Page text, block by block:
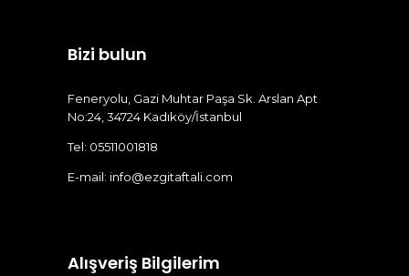
Bizi bulun
Feneryolu, Gazi Muhtar Paşa Sk. Arslan Apt
No:24, 34724 Kadıköy/İstanbul
Tel: 05511001818
E-mail: info@ezgitaftali.com
Alışveriş Bilgilerim